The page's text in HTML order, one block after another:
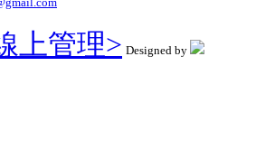
上管理> Designed by